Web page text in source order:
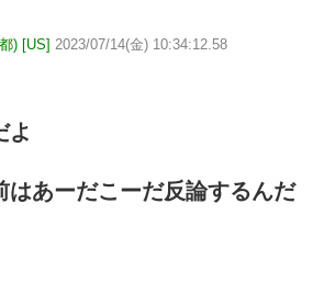
) [US] 2023/07/14(金) 10:34:12.58
よ
はあーだこーだ反論するんだ